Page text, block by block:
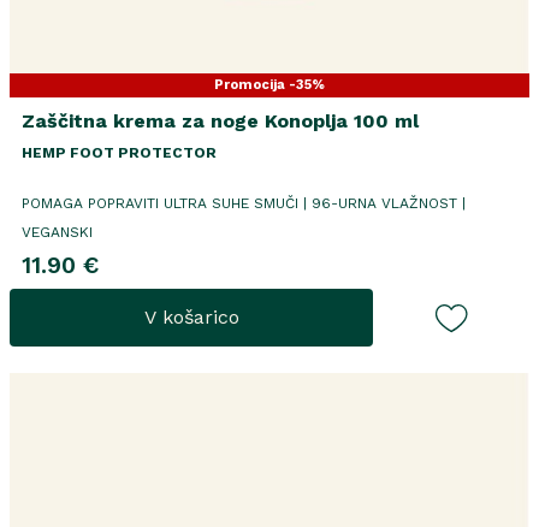
Promocija -35%
Zaščitna krema za noge Konoplja 100 ml
HEMP FOOT PROTECTOR
POMAGA POPRAVITI ULTRA SUHE SMUČI | 96-URNA VLAŽNOST |
VEGANSKI
11.90 €
V košarico